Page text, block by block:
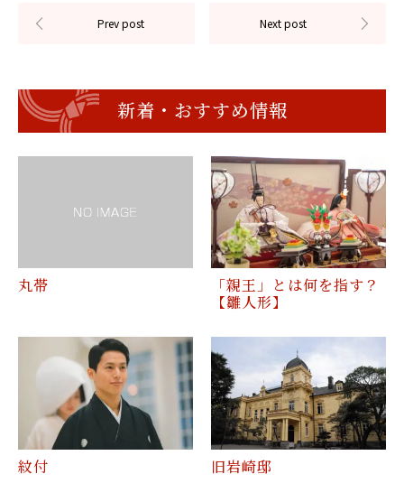
新着・おすすめ情報
丸帯
「親王」とは何を指す？
【雛人形】
紋付 旧岩崎邸